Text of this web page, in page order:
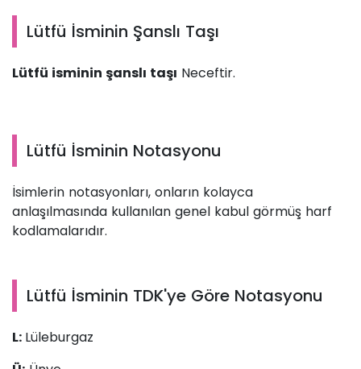
Lütfü İsminin Şanslı Taşı
Lütfü isminin şanslı taşı Neceftir.
Lütfü İsminin Notasyonu
İsimlerin notasyonları, onların kolayca
anlaşılmasında kullanılan genel kabul görmüş harf
kodlamalarıdır.
Lütfü İsminin TDK'ye Göre Notasyonu
L: Lüleburgaz